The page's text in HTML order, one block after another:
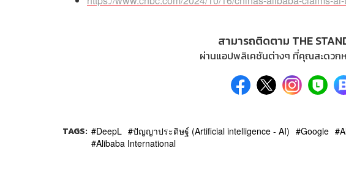
สามารถติดตาม THE
ผ่านแอปพลิเคชันต่างๆ ที่คุณสะดวก
TAGS: DeepL ปัญญาประดิษฐ์ (Artificial intelligence - AI) Google
Alibaba International